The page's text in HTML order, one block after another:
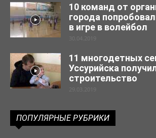
10 команд от
города
в игре в волейбол
30.04.2019
11 многодетных
Уссурийска
строительство
29.03.2019
ПОПУЛЯРНЫЕ РУБРИКИ